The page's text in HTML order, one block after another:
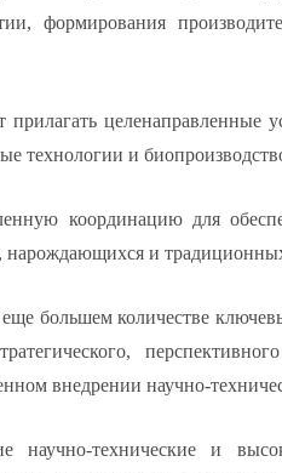
формирования
прилагать целенаправленные
технологии и
координацию для
нарождающихся и
еще большем количестве
внедрении научно-
научно-технические и